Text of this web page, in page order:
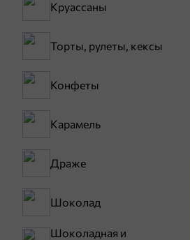
Круассаны
Торты, рулеты, кексы
Конфеты
Карамель
Драже
Шоколад
Шоколадная и